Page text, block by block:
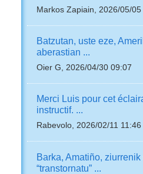
Markos Zapiain, 2026/05/05
Batzutan, uste eze,
aberastian ...
Oier G, 2026/04/30 09:07
Merci Luis pour cet
instructif. ...
Rabevolo, 2026/02/11 11:46
Barka, Amatiño, ziurrenik
“transtornatu” ...